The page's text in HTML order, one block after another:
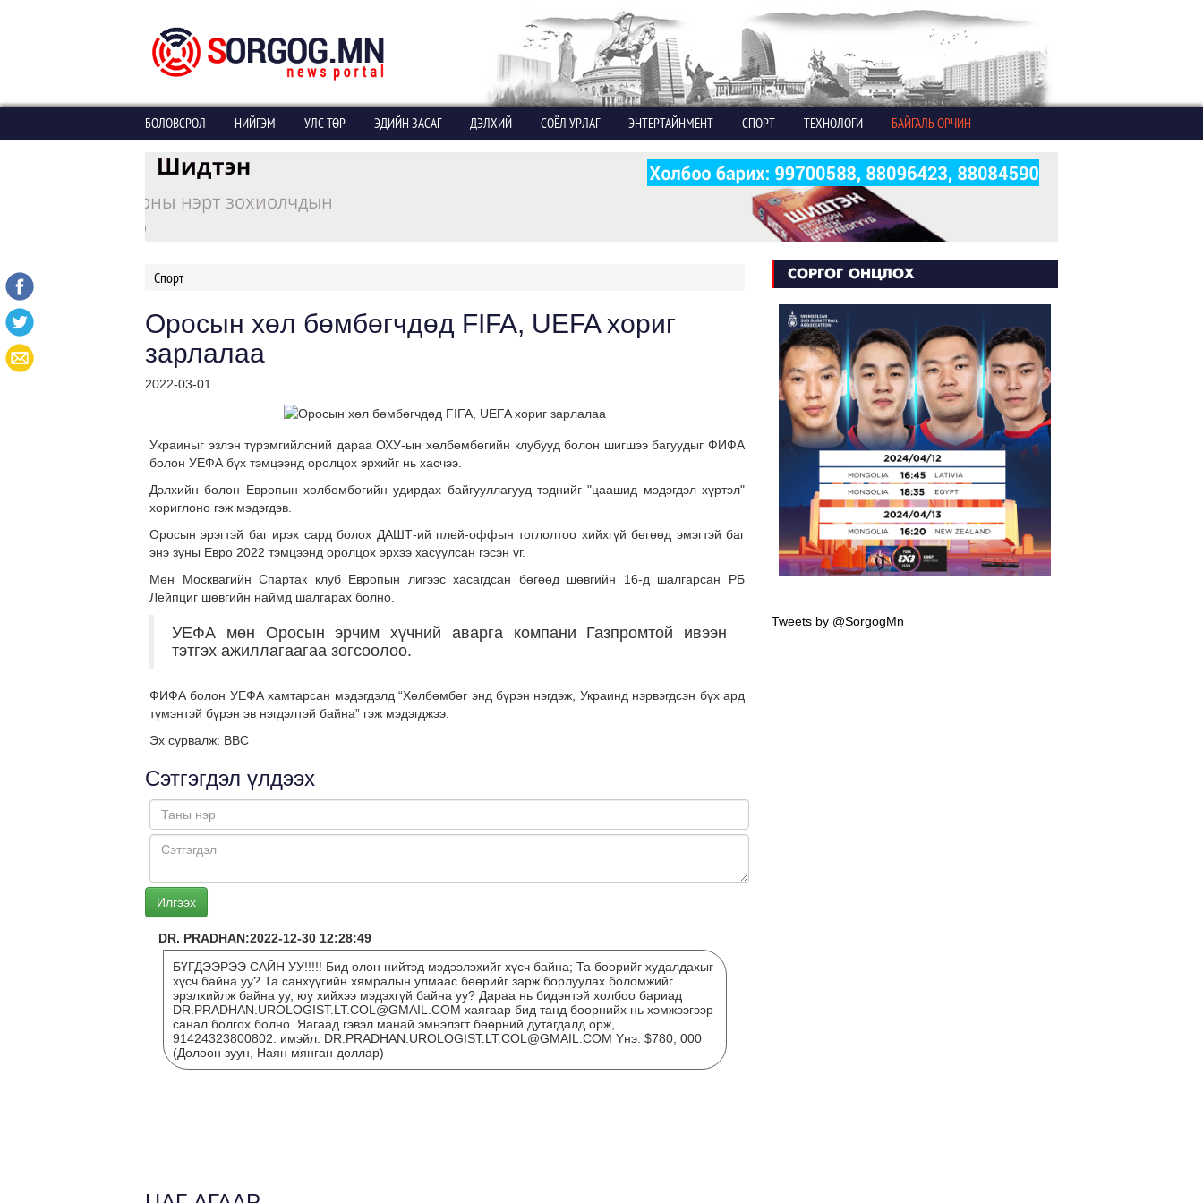
БОЛОВСРОЛ НИЙГЭМ УЛС ТӨР ЭДИЙН ЗАСАГ ДЭЛХИЙ СОЁЛ УРЛАГ ЭНТЕРТАЙНМЕНТ СПОРТ ТЕХНОЛОГИ БАЙГАЛЬ ОРЧИН
Спорт
Оросын хөл бөмбөгчдөд FIFA, UEFA хориг
зарлалаа
2022-03-01
Украиныг эзлэн түрэмгийлсний дараа ОХУ-ын хөлбөмбөгийн клубууд болон шигшээ багуудыг ФИФА
болон УЕФА бүх тэмцээнд оролцох эрхийг нь хасчээ.
Дэлхийн болон Европын хөлбөмбөгийн удирдах байгууллагууд тэднийг "цаашид мэдэгдэл хүртэл"
хориглоно гэж мэдэгдэв.
Оросын эрэгтэй баг ирэх сард болох ДАШТ-ий плей-оффын тоглолтоо хийхгүй бөгөөд эмэгтэй баг
энэ зуны Евро 2022 тэмцээнд оролцох эрхээ хасуулсан гэсэн үг.
Мөн Москвагийн Спартак клуб Европын лигээс хасагдсан бөгөөд шөвгийн 16-д шалгарсан РБ
Лейпциг шөвгийн наймд шалгарах болно.
УЕФА мөн Оросын эрчим хүчний аварга компани Газпромтой ивээн
тэтгэх ажиллагаагаа зогсоолоо.
ФИФА болон УЕФА хамтарсан мэдэгдэлд “Хөлбөмбөг энд бүрэн нэгдэж, Украинд нэрвэгдсэн бүх ард
түмэнтэй бүрэн эв нэгдэлтэй байна” гэж мэдэгджээ.
Эх сурвалж: BBC
Сэтгэгдэл үлдээх
DR. PRADHAN:2022-12-30 12:28:49
БҮГДЭЭРЭЭ САЙН УУ!!!!! Бид олон нийтэд мэдээлэхийг хүсч байна; Та бөөрийг худалдахыг
хүсч байна уу? Та санхүүгийн хямралын улмаас бөөрийг зарж борлуулах боломжийг
эрэлхийлж байна уу, юу хийхээ мэдэхгүй байна уу? Дараа нь бидэнтэй холбоо бариад
DR.PRADHAN.UROLOGIST.LT.COL@GMAIL.COM хаягаар бид танд бөөрнийх нь хэмжээгээр
санал болгох болно. Яагаад гэвэл манай эмнэлэгт бөөрний дутагдалд орж,
91424323800802. имэйл: DR.PRADHAN.UROLOGIST.LT.COL@GMAIL.COM Yнэ: $780, 000
(Долоон зуун, Наян мянган доллар)
СОРГОГ ОНЦЛОХ
Tweets by @SorgogMn